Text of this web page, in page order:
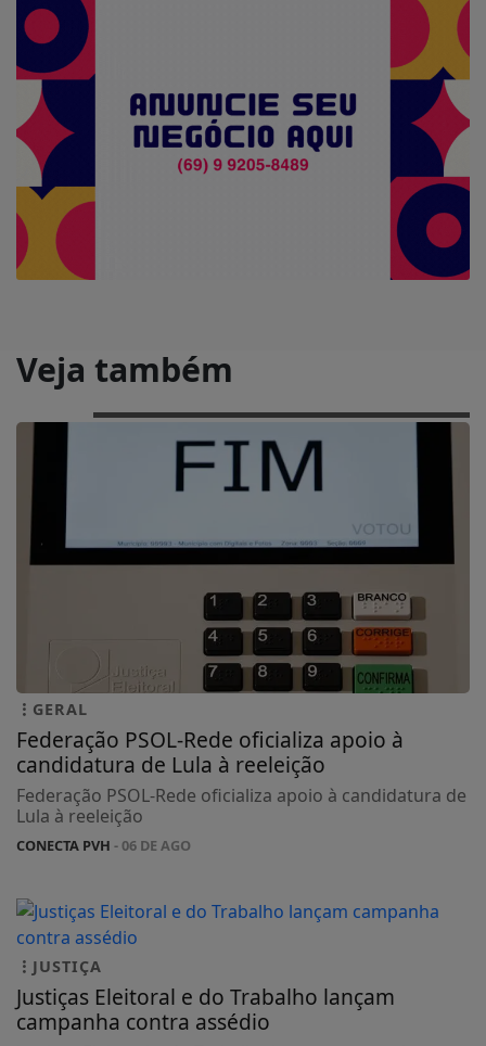
Veja também
GERAL
Federação PSOL-Rede oficializa apoio à
candidatura de Lula à reeleição
Federação PSOL-Rede oficializa apoio à candidatura de
Lula à reeleição
CONECTA PVH - 06 DE AGO
JUSTIÇA
Justiças Eleitoral e do Trabalho lançam
campanha contra assédio